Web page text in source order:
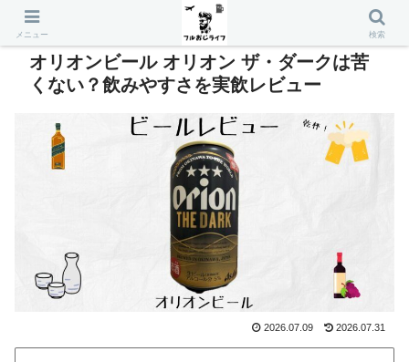
オリオンビール オリオン ザ・ダークは苦
くない？飲みやすさを実飲レビュー
2026.07.09 2026.07.31
メニュー 検索